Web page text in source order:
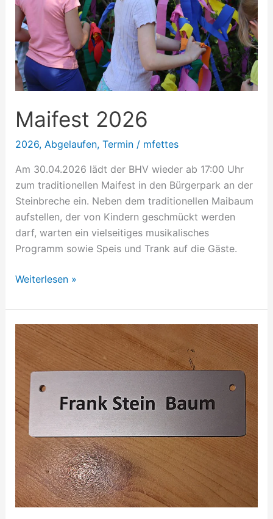
Maifest 2026
2026, Abgelaufen, Termin/ mfettes
Am 30.04.2026 lädt der BHV wieder ab 17:00 Uhr
zum traditionellen Maifest in den Bürgerpark an der
Steinbreche ein. Neben dem traditionellen Maibaum
aufstellen, der von Kindern geschmückt werden
darf, warten ein vielseitiges musikalisches
Programm sowie Speis und Trank auf die Gäste.
Weiterlesen »
Klimaschutzbaum